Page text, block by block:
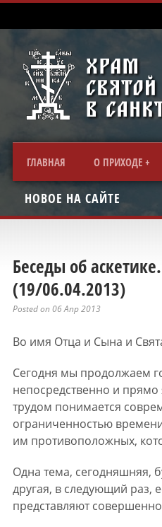
ГЛАВНАЯ О ПРИХОДЕ
НОВОЕ НА САЙТЕ
Беседы об
(19/06.04.2013)
Posted on 06 Апр 2013
Во имя Отца и Сына и
Сегодня мы продолжаем
непосредственно и
трудом понимается
ограниченностью
им противоположных,
Одна тема, сегодняшняя,
другая, в следующий раз,
представляют совершенно